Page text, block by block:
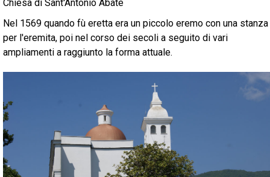
Chiesa di Sant'Antonio Abate
Nel 1569 quando fù eretta era un piccolo eremo con una stanza
per l'eremita, poi nel corso dei secoli a seguito di vari
ampliamenti a raggiunto la forma attuale.